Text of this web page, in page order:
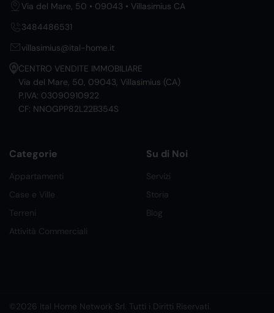
Via del Mare, 50 • 09043 • Villasimius CA
3484486531
villasimius@ital-home.it
CENTRO VENDITE IMMOBILIARE
Via del Mare, 50, 09043, Villasimius (CA)
P.IVA: 03090910922
CF: NNOGPP82L22B354S
Categorie
Appartamenti
Case e Ville
Terreni
Attività Commerciali
Su di Noi
Servizi
Storia
Blog
©2026 Ital Home Network Srl. Tutti i Diritti Riservati.